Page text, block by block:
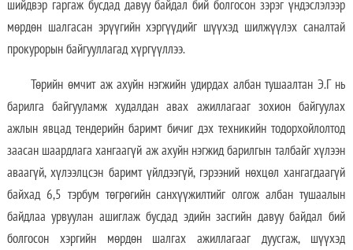
шийдвэр гаргаж бусдад давуу байдал бий болгосон зэрэг үндэслэлээр
мөрдөн шалгасан эрүүгийн хэргүүдийг шүүхэд шилжүүлэх саналтай
прокурорын байгууллагад хүргүүллээ.
Төрийн өмчит аж ахуйн нэгжийн удирдах албан тушаалтан Э.Г нь
барилга байгууламж худалдан авах ажиллагааг зохион байгуулах
ажлын явцад тендерийн баримт бичиг дэх техникийн тодорхойлолтод
заасан шаардлага хангаагүй аж ахуйн нэгжид барилгын талбайг хүлээн
аваагүй, хүлээлцсэн баримт үйлдээгүй, гэрээний нөхцөл хангагдаагүй
байхад 6,5 тэрбум төгрөгийн санхүүжилтийг олгож албан тушаалын
байдлаа урвуулан ашиглаж бусдад эдийн засгийн давуу байдал бий
болгосон хэргийн мөрдөн шалгах ажиллагааг дуусгаж, шүүхэд